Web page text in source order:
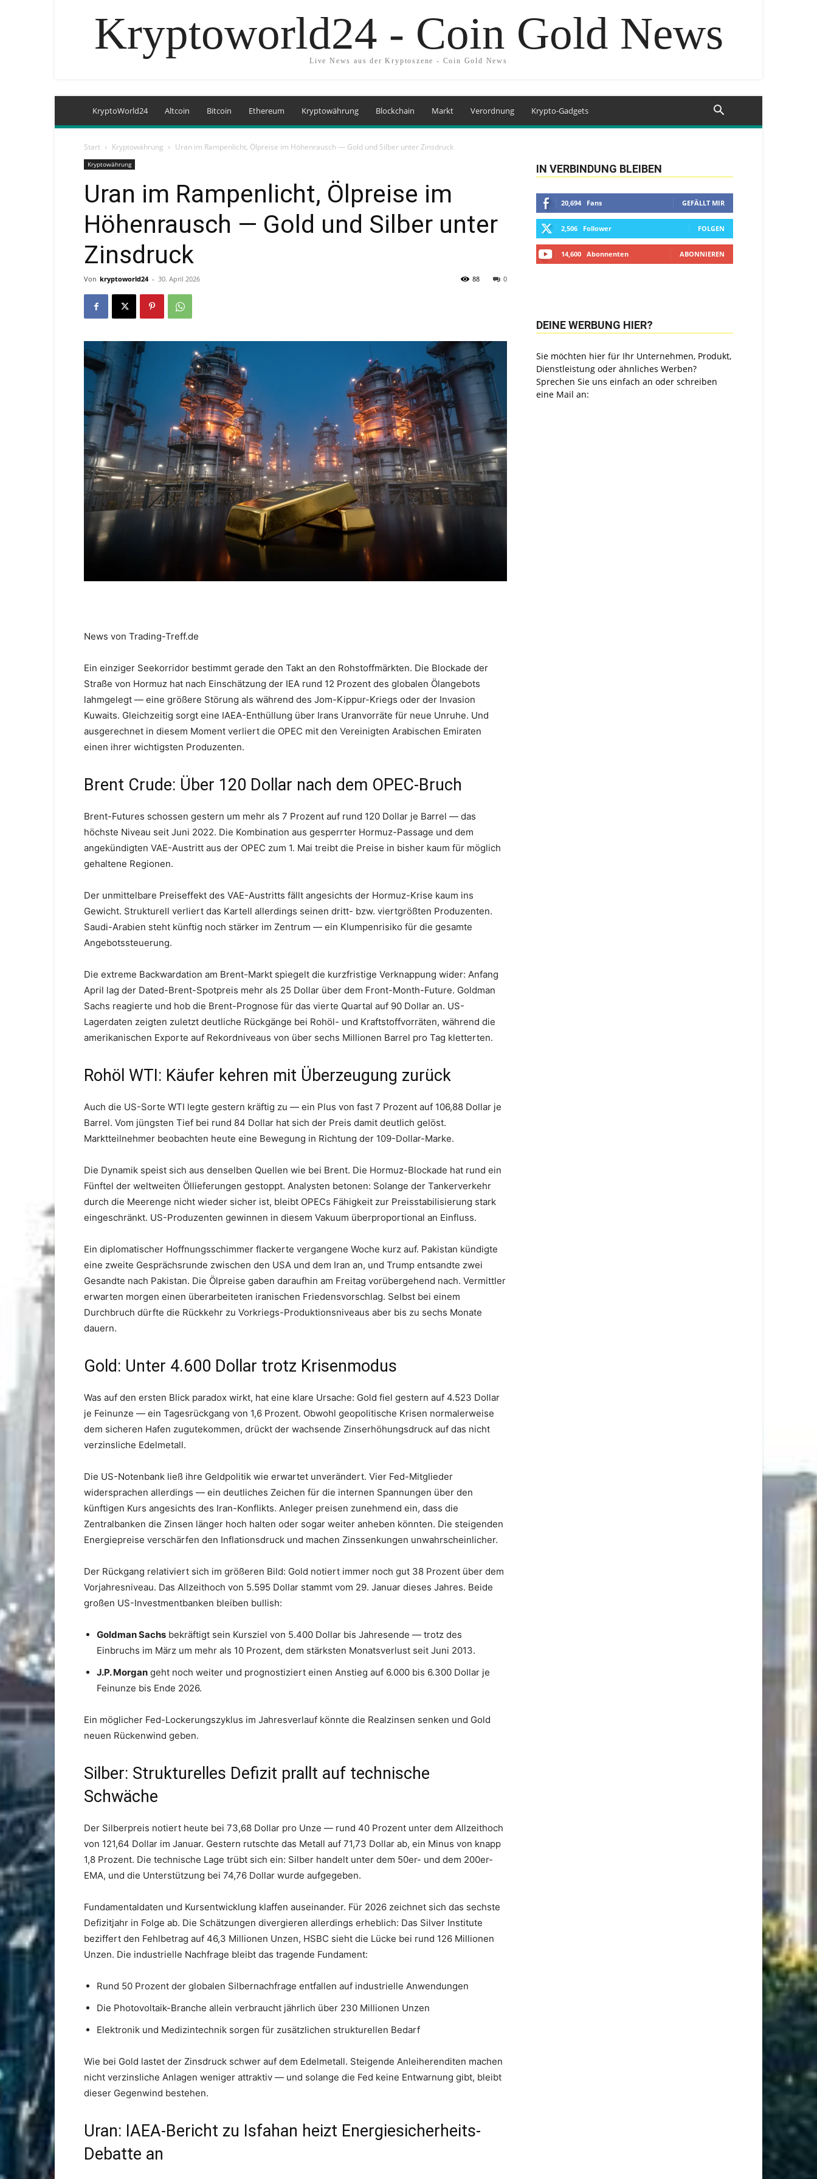
Kryptoworld24 - Coin Gold News
Live News aus der Kryptoszene - Coin Gold News
KryptoWorld24 Altcoin Bitcoin Ethereum Kryptowährung Blockchain Markt Verordnung Krypto-Gadgets
Start Kryptowährung Uran im Rampenlicht, Ölpreise im Höhenrausch — Gold und Silber unter Zinsdruck
Kryptowährung
Uran im Rampenlicht, Ölpreise im
Höhenrausch — Gold und Silber unter
Zinsdruck
Von kryptoworld24 - 30. April 2026 0
88
News von Trading-Treff.de
Ein einziger Seekorridor bestimmt gerade den Takt an den Rohstoffmärkten. Die Blockade der
Straße von Hormuz hat nach Einschätzung der IEA rund 12 Prozent des globalen Ölangebots
lahmgelegt — eine größere Störung als während des Jom-Kippur-Kriegs oder der Invasion
Kuwaits. Gleichzeitig sorgt eine IAEA-Enthüllung über Irans Uranvorräte für neue Unruhe. Und
ausgerechnet in diesem Moment verliert die OPEC mit den Vereinigten Arabischen Emiraten
einen ihrer wichtigsten Produzenten.
Brent Crude: Über 120 Dollar nach dem OPEC-Bruch
Brent-Futures schossen gestern um mehr als 7 Prozent auf rund 120 Dollar je Barrel — das
höchste Niveau seit Juni 2022. Die Kombination aus gesperrter Hormuz-Passage und dem
angekündigten VAE-Austritt aus der OPEC zum 1. Mai treibt die Preise in bisher kaum für möglich
gehaltene Regionen.
Der unmittelbare Preiseffekt des VAE-Austritts fällt angesichts der Hormuz-Krise kaum ins
Gewicht. Strukturell verliert das Kartell allerdings seinen dritt- bzw. viertgrößten Produzenten.
Saudi-Arabien steht künftig noch stärker im Zentrum — ein Klumpenrisiko für die gesamte
Angebotssteuerung.
Die extreme Backwardation am Brent-Markt spiegelt die kurzfristige Verknappung wider: Anfang
April lag der Dated-Brent-Spotpreis mehr als 25 Dollar über dem Front-Month-Future. Goldman
Sachs reagierte und hob die Brent-Prognose für das vierte Quartal auf 90 Dollar an. US-
Lagerdaten zeigten zuletzt deutliche Rückgänge bei Rohöl- und Kraftstoffvorräten, während die
amerikanischen Exporte auf Rekordniveaus von über sechs Millionen Barrel pro Tag kletterten.
Rohöl WTI: Käufer kehren mit Überzeugung zurück
Auch die US-Sorte WTI legte gestern kräftig zu — ein Plus von fast 7 Prozent auf 106,88 Dollar je
Barrel. Vom jüngsten Tief bei rund 84 Dollar hat sich der Preis damit deutlich gelöst.
Marktteilnehmer beobachten heute eine Bewegung in Richtung der 109-Dollar-Marke.
Die Dynamik speist sich aus denselben Quellen wie bei Brent. Die Hormuz-Blockade hat rund ein
Fünftel der weltweiten Öllieferungen gestoppt. Analysten betonen: Solange der Tankerverkehr
durch die Meerenge nicht wieder sicher ist, bleibt OPECs Fähigkeit zur Preisstabilisierung stark
eingeschränkt. US-Produzenten gewinnen in diesem Vakuum überproportional an Einfluss.
Ein diplomatischer Hoffnungsschimmer flackerte vergangene Woche kurz auf. Pakistan kündigte
eine zweite Gesprächsrunde zwischen den USA und dem Iran an, und Trump entsandte zwei
Gesandte nach Pakistan. Die Ölpreise gaben daraufhin am Freitag vorübergehend nach. Vermittler
erwarten morgen einen überarbeiteten iranischen Friedensvorschlag. Selbst bei einem
Durchbruch dürfte die Rückkehr zu Vorkriegs-Produktionsniveaus aber bis zu sechs Monate
dauern.
Gold: Unter 4.600 Dollar trotz Krisenmodus
Was auf den ersten Blick paradox wirkt, hat eine klare Ursache: Gold fiel gestern auf 4.523 Dollar
je Feinunze — ein Tagesrückgang von 1,6 Prozent. Obwohl geopolitische Krisen normalerweise
dem sicheren Hafen zugutekommen, drückt der wachsende Zinserhöhungsdruck auf das nicht
verzinsliche Edelmetall.
Die US-Notenbank ließ ihre Geldpolitik wie erwartet unverändert. Vier Fed-Mitglieder
widersprachen allerdings — ein deutliches Zeichen für die internen Spannungen über den
künftigen Kurs angesichts des Iran-Konflikts. Anleger preisen zunehmend ein, dass die
Zentralbanken die Zinsen länger hoch halten oder sogar weiter anheben könnten. Die steigenden
Energiepreise verschärfen den Inflationsdruck und machen Zinssenkungen unwahrscheinlicher.
Der Rückgang relativiert sich im größeren Bild: Gold notiert immer noch gut 38 Prozent über dem
Vorjahresniveau. Das Allzeithoch von 5.595 Dollar stammt vom 29. Januar dieses Jahres. Beide
großen US-Investmentbanken bleiben bullish:
Goldman Sachs bekräftigt sein Kursziel von 5.400 Dollar bis Jahresende — trotz des
Einbruchs im März um mehr als 10 Prozent, dem stärksten Monatsverlust seit Juni 2013.
J.P. Morgan geht noch weiter und prognostiziert einen Anstieg auf 6.000 bis 6.300 Dollar je
Feinunze bis Ende 2026.
Ein möglicher Fed-Lockerungszyklus im Jahresverlauf könnte die Realzinsen senken und Gold
neuen Rückenwind geben.
Silber: Strukturelles Defizit prallt auf technische
Schwäche
Der Silberpreis notiert heute bei 73,68 Dollar pro Unze — rund 40 Prozent unter dem Allzeithoch
von 121,64 Dollar im Januar. Gestern rutschte das Metall auf 71,73 Dollar ab, ein Minus von knapp
1,8 Prozent. Die technische Lage trübt sich ein: Silber handelt unter dem 50er- und dem 200er-
EMA, und die Unterstützung bei 74,76 Dollar wurde aufgegeben.
Fundamentaldaten und Kursentwicklung klaffen auseinander. Für 2026 zeichnet sich das sechste
Defizitjahr in Folge ab. Die Schätzungen divergieren allerdings erheblich: Das Silver Institute
beziffert den Fehlbetrag auf 46,3 Millionen Unzen, HSBC sieht die Lücke bei rund 126 Millionen
Unzen. Die industrielle Nachfrage bleibt das tragende Fundament:
Rund 50 Prozent der globalen Silbernachfrage entfallen auf industrielle Anwendungen
Die Photovoltaik-Branche allein verbraucht jährlich über 230 Millionen Unzen
Elektronik und Medizintechnik sorgen für zusätzlichen strukturellen Bedarf
Wie bei Gold lastet der Zinsdruck schwer auf dem Edelmetall. Steigende Anleiherenditen machen
nicht verzinsliche Anlagen weniger attraktiv — und solange die Fed keine Entwarnung gibt, bleibt
dieser Gegenwind bestehen.
Uran: IAEA-Bericht zu Isfahan heizt Energiesicherheits-
Debatte an
IN VERBINDUNG BLEIBEN
20,694 Fans GEFÄLLT MIR
2,506 Follower FOLGEN
14,600 Abonnenten ABONNIEREN
DEINE WERBUNG HIER?
Sie möchten hier für Ihr Unternehmen, Produkt,
Dienstleistung oder ähnliches Werben?
Sprechen Sie uns einfach an oder schreiben
eine Mail an: